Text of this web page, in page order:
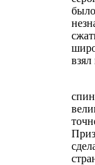
взял